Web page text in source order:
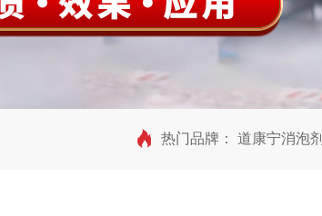
热门品牌： 道康宁消泡剂